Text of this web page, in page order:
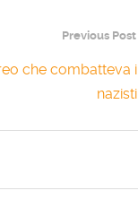
Previous Post
che combatteva i
nazisti